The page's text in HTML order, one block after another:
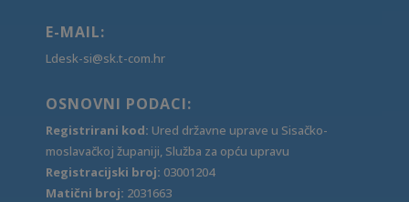
E-MAIL:
Ldesk-si@sk.t-com.hr
OSNOVNI PODACI:
Registrirani kod: Ured državne uprave u Sisačko-
moslavačkoj županiji, Služba za opću upravu
Registracijski broj: 03001204
Matični broj: 2031663